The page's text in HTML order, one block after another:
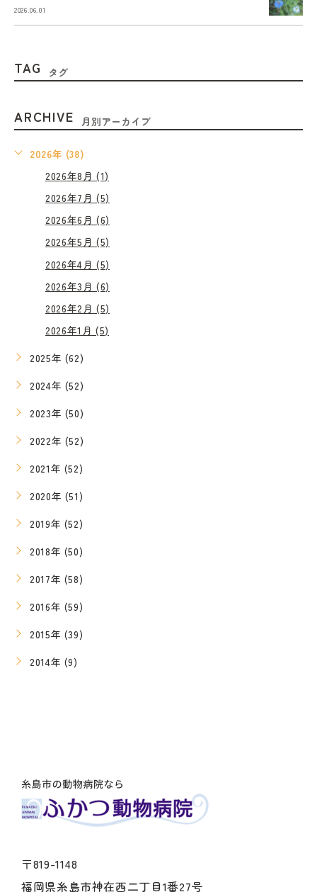
2026.06.01
TAG タグ
ARCHIVE 月別アーカイブ
2026年 (38)
2026年8月 (1)
2026年7月 (5)
2026年6月 (6)
2026年5月 (5)
2026年4月 (5)
2026年3月 (6)
2026年2月 (5)
2026年1月 (5)
2025年 (62)
2024年 (52)
2023年 (50)
2022年 (52)
2021年 (52)
2020年 (51)
2019年 (52)
2018年 (50)
2017年 (58)
2016年 (59)
2015年 (39)
2014年 (9)
〒819-1148
福岡県糸島市神在西二丁目1番27号